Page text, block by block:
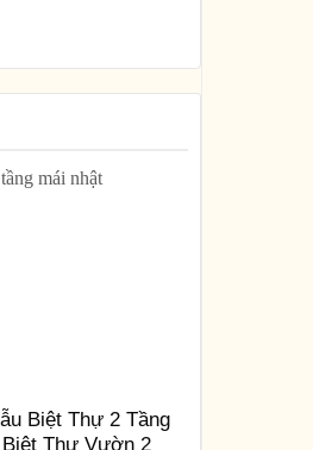
Biệt Thự 2 Tầng
Thự Vườn 2